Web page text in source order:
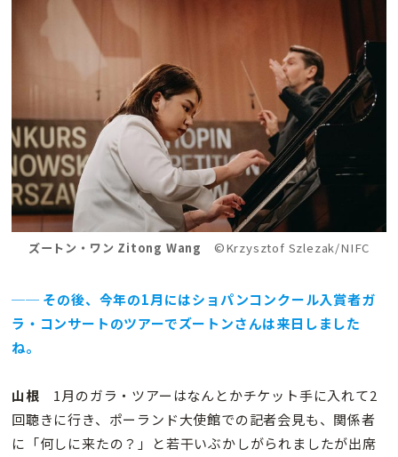
ズートン・ワン Zitong Wang ©Krzysztof Szlezak/NIFC
── その後、今年の1月にはショパンコンクール入賞者ガ
ラ・コンサートのツアーでズートンさんは来日しました
ね。
山根 1月のガラ・ツアーはなんとかチケット手に入れて2
回聴きに行き、ポーランド大使館での記者会見も、関係者
に「何しに来たの？」と若干いぶかしがられましたが出席